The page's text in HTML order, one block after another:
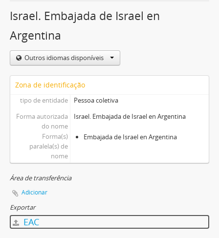
Israel. Embajada de Israel en
Argentina
Outros idiomas disponíveis
Zona de identificação
tipo de entidade
Pessoa coletiva
Forma autorizada
do nome
Israel. Embajada de Israel en Argentina
Forma(s)
paralela(s) de
nome
Embajada de Israel en Argentina
Área de transferência
Adicionar
Exportar
EAC